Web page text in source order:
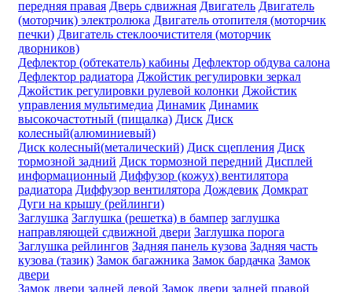
передняя правая Дверь сдвижная Двигатель Двигатель
(моторчик) электролюка Двигатель отопителя (моторчик
печки) Двигатель стеклоочистителя (моторчик
дворников)
Дефлектор (обтекатель) кабины Дефлектор обдува салона
Дефлектор радиатора Джойстик регулировки зеркал
Джойстик регулировки рулевой колонки Джойстик
управления мультимедиа Динамик Динамик
высокочастотный (пищалка) Диск Диск
колесный(алюминиевый)
Диск колесный(металический) Диск сцепления Диск
тормозной задний Диск тормозной передний Дисплей
информационный Диффузор (кожух) вентилятора
радиатора Диффузор вентилятора Дождевик Домкрат
Дуги на крышу (рейлинги)
Заглушка Заглушка (решетка) в бампер заглушка
направляющей сдвижной двери Заглушка порога
Заглушка рейлингов Задняя панель кузова Задняя часть
кузова (тазик) Замок багажника Замок бардачка Замок
двери
Замок двери задней левой Замок двери задней правой